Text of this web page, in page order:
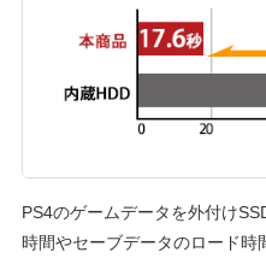
PS4のゲームデータを外付け
時間やセーブデータのロード時